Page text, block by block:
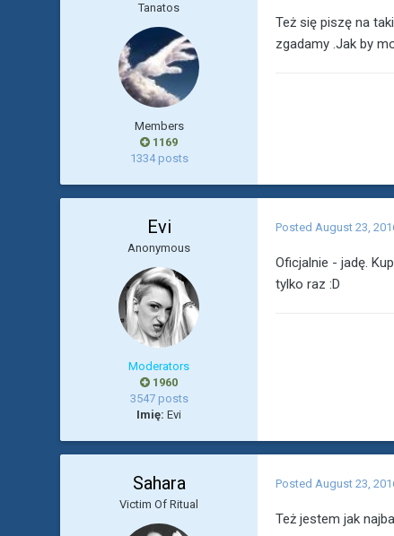
Tanatos
Members
1169
1334 posts
Też się piszę na
zgadamy .Jak by
Evi
Anonymous
Moderators
1960
3547 posts
Imię: Evi
Posted August 23,
Oficjalnie - jadę.
tylko raz :D
Sahara
Victim Of Ritual
Posted August 23,
Też jestem jak